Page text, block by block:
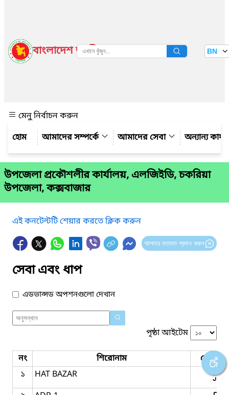
বাংলাদেশ জাতীয় তথ্য বাতায়ন BN
মেনু নির্বাচন করুন
আমাদের সম্পর্কে
আমাদের সেবা অন্যান্য
উপজেলা প্রকৌশলীর কার্যালয়, এলজিইডি, চকরিয়া
উপজেলা, কক্সবাজার
এই কনটেন্টটি শেয়ার করতে ক্লিক করুন
আপনার মতামত প্রদান করুন
সেবা এবং ধাপ
এডভান্সড অপশনগুলো দেখান
পৃষ্ঠা আইটেম
নং শিরোনাম
সেবার
১
HAT BAZAR